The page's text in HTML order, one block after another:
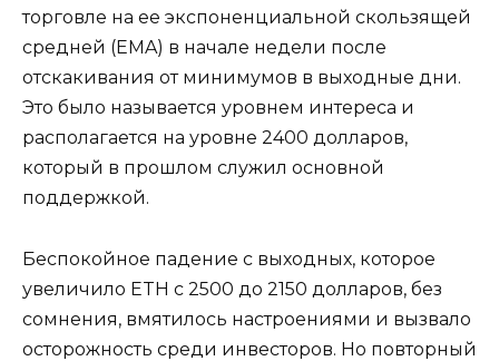
торговле на ее экспоненциальной скользящей
средней (EMA) в начале недели после
отскакивания от минимумов в выходные дни.
Это было называется уровнем интереса и
располагается на уровне 2400 долларов,
который в прошлом служил основной
поддержкой.
Беспокойное падение с выходных, которое
увеличило ETH с 2500 до 2150 долларов, без
сомнения, вмятилось настроениями и вызвало
осторожность среди инвесторов. Но повторный